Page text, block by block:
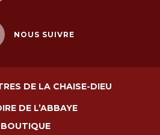
NOUS SUIVRE
DE LA CHAISE-DIEU
DE L’ABBAYE
BOUTIQUE